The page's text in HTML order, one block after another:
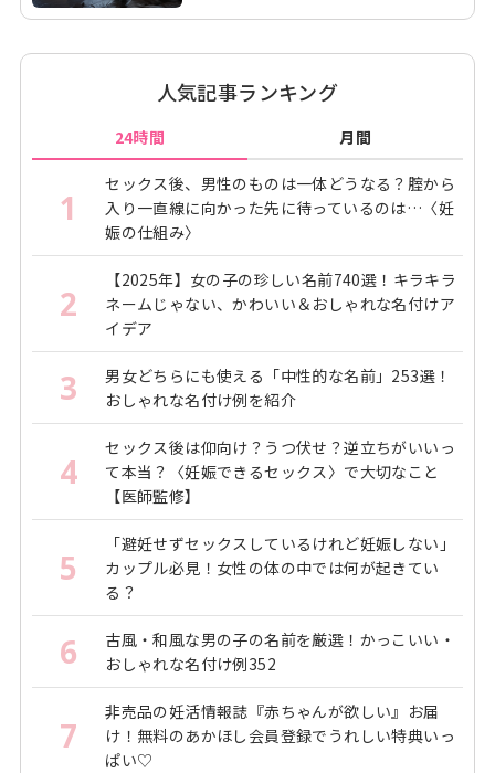
人気記事ランキング
24時間 月間
1
セックス後、男性のものは一体どうなる？腟から
入り一直線に向かった先に待っているのは…〈妊
娠の仕組み〉
2
【2025年】女の子の珍しい名前740選！キラキラ
ネームじゃない、かわいい＆おしゃれな名付けア
イデア
3
男女どちらにも使える「中性的な名前」253選！
おしゃれな名付け例を紹介
4
セックス後は仰向け？うつ伏せ？逆立ちがいいっ
て本当？〈妊娠できるセックス〉で大切なこと
【医師監修】
5
「避妊せずセックスしているけれど妊娠しない」
カップル必見！女性の体の中では何が起きてい
る？
6
古風・和風な男の子の名前を厳選！かっこいい・
おしゃれな名付け例352
7
非売品の妊活情報誌『赤ちゃんが欲しい』お届
け！無料のあかほし会員登録でうれしい特典いっ
ぱい♡